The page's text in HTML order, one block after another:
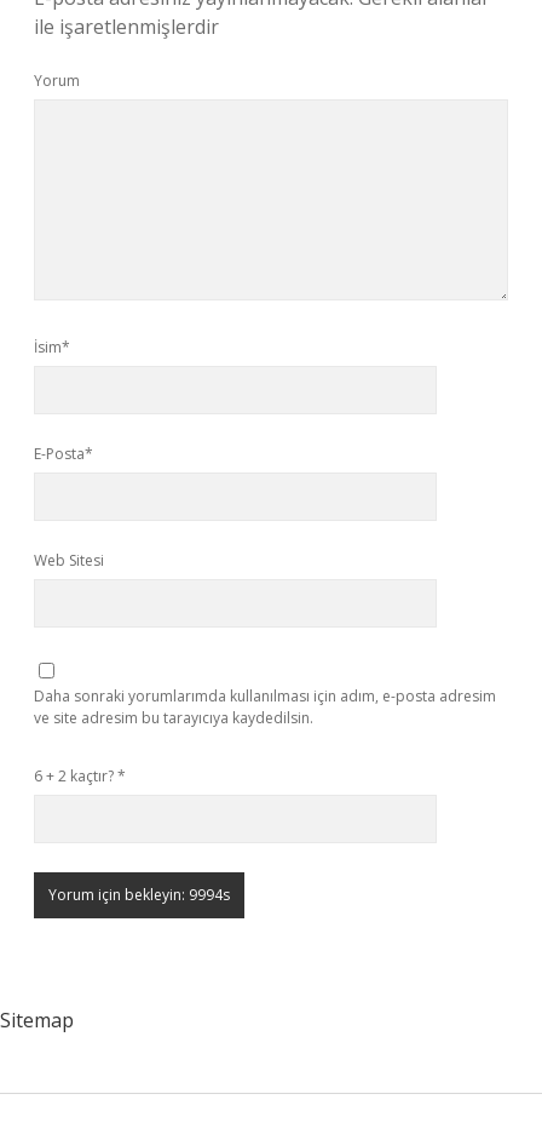
ile işaretlenmişlerdir
Yorum
İsim*
E-Posta*
Web Sitesi
Daha sonraki yorumlarımda kullanılması için adım, e-posta adresim
ve site adresim bu tarayıcıya kaydedilsin.
6 + 2 kaçtır?*
Sitemap